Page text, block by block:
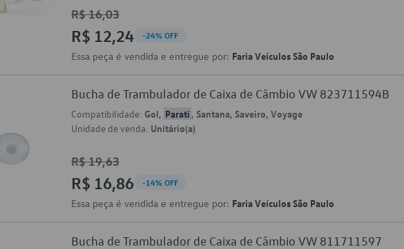
R$ 16,03
R$ 12,24 -24% OFF
Essa peça é vendida e entregue por: Faria Veículos São Paulo
Bucha de Trambulador de Caixa de Câmbio VW 823711594B
Compatibilidade: Gol, Parati , Santana, Saveiro, Voyage
Unidade de venda: Unitário(a)
R$ 19,63
R$ 16,86 -14% OFF
Essa peça é vendida e entregue por: Faria Veículos São Paulo
Bucha de Trambulador de Caixa de Câmbio VW 811711597